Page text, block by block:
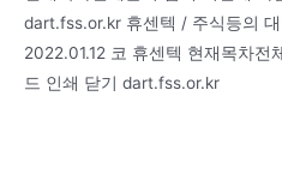
dart.fss.or.kr 휴센텍 / 주식등의
2022.01.12 코 휴센텍 현재목차전
드 인쇄 닫기 dart.fss.or.kr